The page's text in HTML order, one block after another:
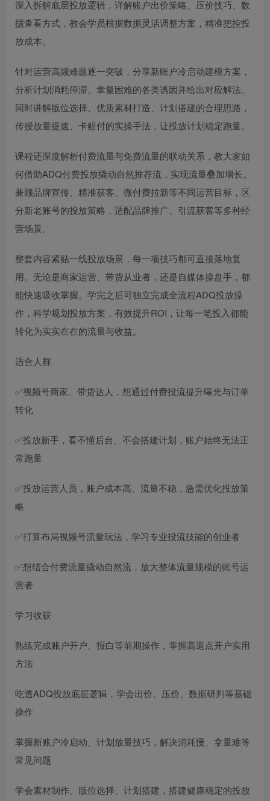
深入拆解底层投放逻辑，详解账户出价策略、压价技巧、数
据查看方式，教会学员根据数据灵活调整方案，精准把控投
放成本。
针对运营高频难题逐一突破，分享新账户冷启动建模方案，
分析计划消耗停滞、拿量困难的各类诱因并给出对应解法。
同时讲解版位选择、优质素材打造、计划搭建的合理思路，
传授放量提速、卡赔付的实操手法，让投放计划稳定跑量。
课程还深度解析付费流量与免费流量的联动关系，教大家如
何借助ADQ付费投放撬动自然推荐流，实现流量叠加增长。
兼顾品牌宣传、精准获客、微付费拉新等不同运营目标，区
分新老账号的投放策略，适配品牌推广、引流获客等多种经
营场景。
整套内容紧贴一线投放场景，每一项技巧都可直接落地复
用。无论是商家运营、带货从业者，还是自媒体操盘手，都
能快速吸收掌握。学完之后可独立完成全流程ADQ投放操
作，科学规划投放方案，有效提升ROI，让每一笔投入都能
转化为实实在在的流量与收益。
适合人群
✅视频号商家、带货达人，想通过付费投流提升曝光与订单
转化
✅投放新手，看不懂后台、不会搭建计划，账户始终无法正
常跑量
✅投放运营人员，账户成本高、流量不稳，急需优化投放策
略
✅打算布局视频号流量玩法，学习专业投流技能的创业者
✅想结合付费流量撬动自然流，放大整体流量规模的账号运
营者
学习收获
熟练完成账户开户、报白等前期操作，掌握高返点开户实用
方法
吃透ADQ投放底层逻辑，学会出价、压价、数据研判等基础
操作
掌握新账户冷启动、计划放量技巧，解决消耗慢、拿量难等
常见问题
学会素材制作、版位选择、计划搭建，搭建健康稳定的投放